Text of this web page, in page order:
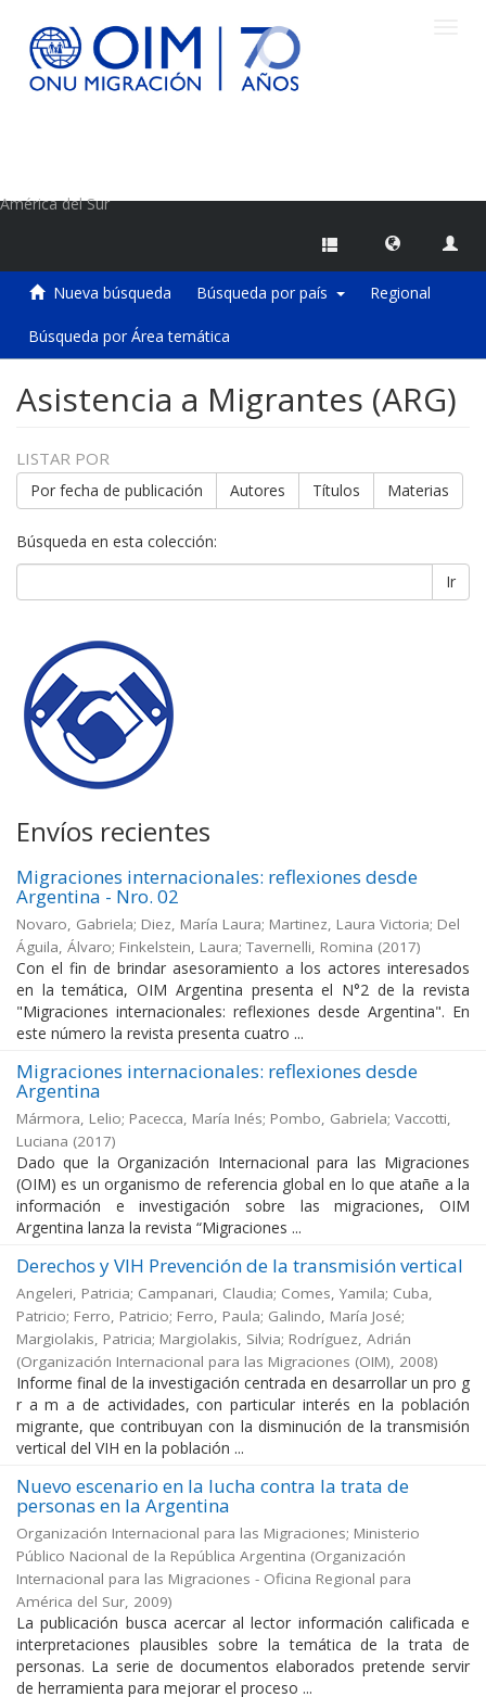
América del Sur
Nueva búsqueda Búsqueda por país Regional
Búsqueda por Área temática
Asistencia a Migrantes (ARG)
LISTAR POR
Por fecha de publicación Autores Títulos Materias
Búsqueda en esta colección:
Ir
Envíos recientes
Migraciones internacionales: reflexiones desde
Argentina - Nro. 02
Novaro, Gabriela; Diez, María Laura; Martinez, Laura Victoria; Del
Águila, Álvaro; Finkelstein, Laura; Tavernelli, Romina (2017)
Con el fin de brindar asesoramiento a los actores interesados
en la temática, OIM Argentina presenta el N°2 de la revista
"Migraciones internacionales: reflexiones desde Argentina". En
este número la revista presenta cuatro ...
Migraciones internacionales: reflexiones desde
Argentina
Mármora, Lelio; Pacecca, María Inés; Pombo, Gabriela; Vaccotti,
Luciana (2017)
Dado que la Organización Internacional para las Migraciones
(OIM) es un organismo de referencia global en lo que atañe a la
información e investigación sobre las migraciones, OIM
Argentina lanza la revista “Migraciones ...
Derechos y VIH Prevención de la transmisión vertical
Angeleri, Patricia; Campanari, Claudia; Comes, Yamila; Cuba,
Patricio; Ferro, Patricio; Ferro, Paula; Galindo, María José;
Margiolakis, Patricia; Margiolakis, Silvia; Rodríguez, Adrián
(Organización Internacional para las Migraciones (OIM), 2008)
Informe final de la investigación centrada en desarrollar un pro g
r a m a de actividades, con particular interés en la población
migrante, que contribuyan con la disminución de la transmisión
vertical del VIH en la población ...
Nuevo escenario en la lucha contra la trata de
personas en la Argentina
Organización Internacional para las Migraciones; Ministerio
Público Nacional de la República Argentina (Organización
Internacional para las Migraciones - Oficina Regional para
América del Sur, 2009)
La publicación busca acercar al lector información calificada e
interpretaciones plausibles sobre la temática de la trata de
personas. La serie de documentos elaborados pretende servir
de herramienta para mejorar el proceso ...